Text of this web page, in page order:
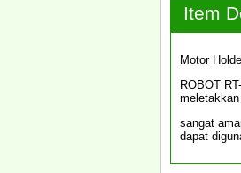
Item
Motor
ROBOT
sangat
dapat